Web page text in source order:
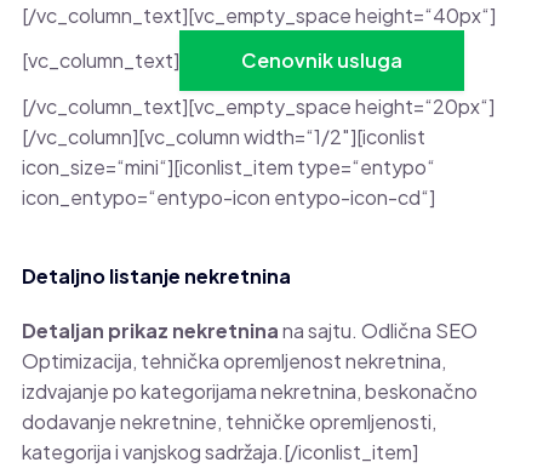
[/vc_column_text][vc_empty_space height=“40px“]
[vc_column_text]
Cenovnik usluga
[/vc_column_text][vc_empty_space height=“20px“]
[/vc_column][vc_column width=“1/2″][iconlist
icon_size=“mini“][iconlist_item type=“entypo“
icon_entypo=“entypo-icon entypo-icon-cd“]
Detaljno listanje nekretnina
Detaljan prikaz nekretninana sajtu. Odlična SEO
Optimizacija, tehnička opremljenost nekretnina,
izdvajanje po kategorijama nekretnina, beskonačno
dodavanje nekretnine, tehničke opremljenosti,
kategorija i vanjskog sadržaja.[/iconlist_item]